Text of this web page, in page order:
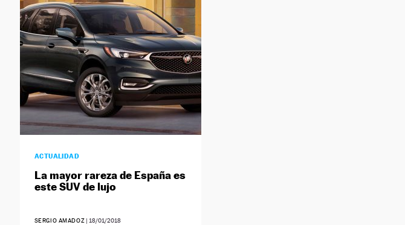
ACTUALIDAD
La mayor rareza de España es
este SUV de lujo
SERGIO AMADOZ | 18/01/2018